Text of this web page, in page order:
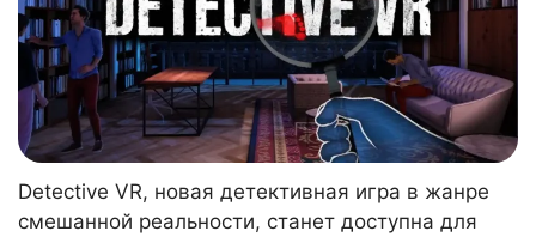
Detective VR, новая детективная игра в жанре
смешанной реальности, станет доступна для